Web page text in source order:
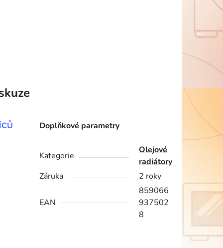
Doplňkové parametry
Kategorie
Olejové
radiátory
Záruka
2 roky
EAN
859066
937502
8